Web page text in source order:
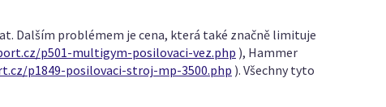
Dalším problémem je cena, která také značně limituje
p501-multigym-posilovaci-vez.php ), Hammer
p1849-posilovaci-stroj-mp-3500.php ). Všechny tyto